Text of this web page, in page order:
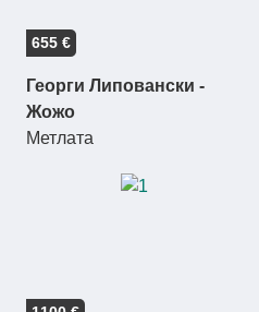
655 €
Георги Липовански -
Жожо
Метлата